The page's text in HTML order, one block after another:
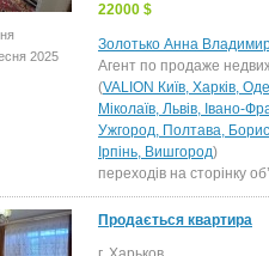
2025
22000 $
Золотько Анна
Агент по продаже
(VALION Київ, Харків,
Міколаїв, Львів, Івано-
Ужгород, Полтава,
Ірпінь, Вишгород)
переходів на сторінку
Продається квартира